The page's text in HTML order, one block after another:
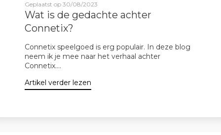
Geplaatst op 30/08/2023
Wat is de gedachte achter
Connetix?
Connetix speelgoed is erg populair. In deze blog
neem ik je mee naar het verhaal achter
Connetix....
Artikel verder lezen